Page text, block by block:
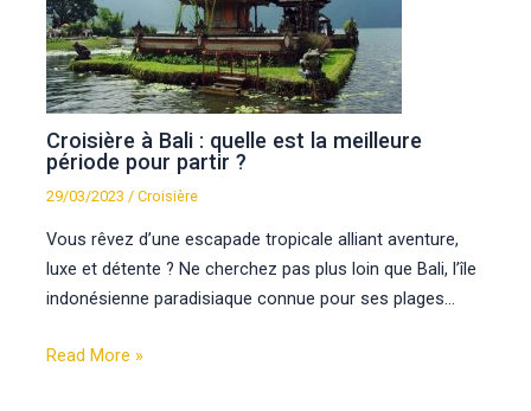
Croisière à Bali : quelle est la meilleure
période pour partir ?
29/03/2023 /Croisière
Vous rêvez d’une escapade tropicale alliant aventure,
luxe et détente ? Ne cherchez pas plus loin que Bali, l’île
indonésienne paradisiaque connue pour ses plages…
Read More »